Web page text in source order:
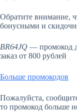
Обратите внимание,
бонусными и
BR64JQ — промокод
заказ от 800 рублей
Больше промокодов
Пожалуйста,
то промокод больше